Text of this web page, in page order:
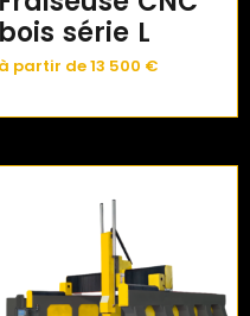
bois série L
à partir de13 500 €